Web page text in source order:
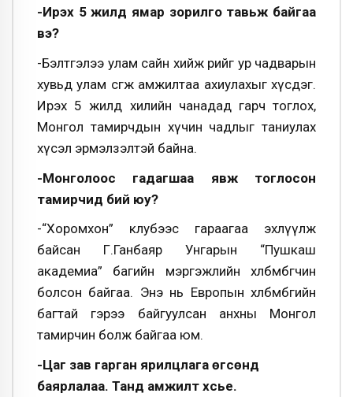
-Ирэх 5 жилд ямар зорилго тавьж байгаа
вэ?
-Бэлтгэлээ улам сайн хийж өөрийгөө ур чадварын
хувьд улам өсгөж амжилтаа ахиулахыг хүсдэг.
Ирэх 5 жилд хилийн чанадад гарч тоглох,
Монгол тамирчдын хүчин чадлыг таниулах
хүсэл эрмэлзэлтэй байна.
-Монголоос гадагшаа явж тоглосон
тамирчид бий юу?
-“Хоромхон” клубээс гараагаа эхлүүлж
байсан Г.Ганбаяр Унгарын “Пушкаш
академиа” багийн мэргэжлийн хөлбөмбөгчин
болсон байгаа. Энэ нь Европын хөлбөмбөгийн
багтай гэрээ байгуулсан анхны Монгол
тамирчин болж байгаа юм.
-Цаг зав гарган ярилцлага өгсөнд
баярлалаа. Танд амжилт хүсье.